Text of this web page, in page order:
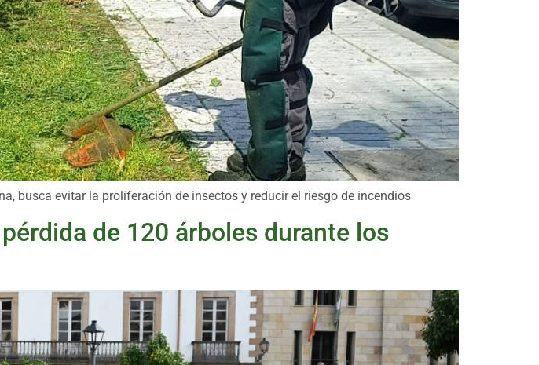
busca evitar la proliferación de insectos y reducir el riesgo de incendios
de 120 árboles durante los